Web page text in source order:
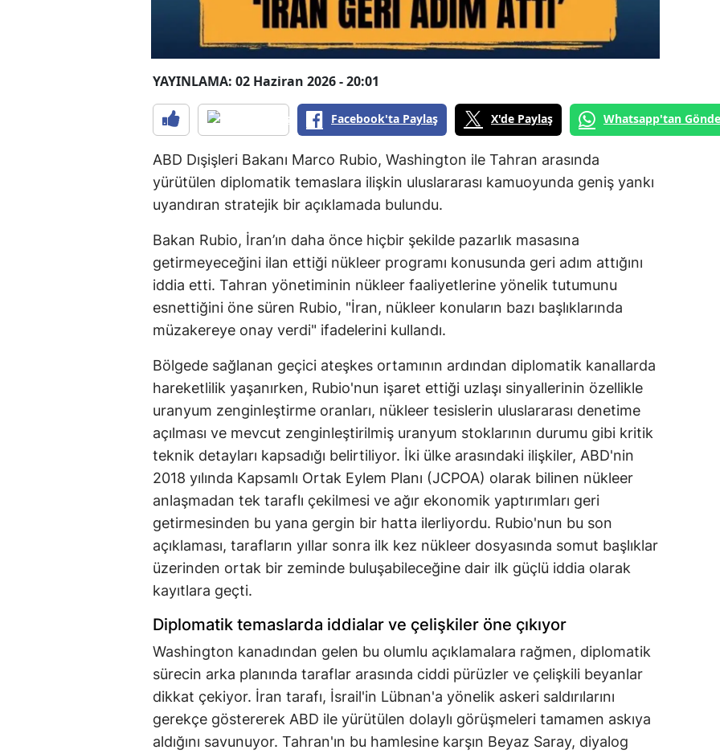
YAYINLAMA: 02 Haziran 2026 - 20:01
Facebook'ta Paylaş X'de Paylaş Whatsapp'tan
ABD Dışişleri Bakanı Marco Rubio, Washington ile Tahran arasında
yürütülen diplomatik temaslara ilişkin uluslararası kamuoyunda geniş yankı
uyandıran stratejik bir açıklamada bulundu.
Bakan Rubio, İran’ın daha önce hiçbir şekilde pazarlık masasına
getirmeyeceğini ilan ettiği nükleer programı konusunda geri adım attığını
iddia etti. Tahran yönetiminin nükleer faaliyetlerine yönelik tutumunu
esnettiğini öne süren Rubio, "İran, nükleer konuların bazı başlıklarında
müzakereye onay verdi" ifadelerini kullandı.
Bölgede sağlanan geçici ateşkes ortamının ardından diplomatik kanallarda
hareketlilik yaşanırken, Rubio'nun işaret ettiği uzlaşı sinyallerinin özellikle
uranyum zenginleştirme oranları, nükleer tesislerin uluslararası denetime
açılması ve mevcut zenginleştirilmiş uranyum stoklarının durumu gibi kritik
teknik detayları kapsadığı belirtiliyor. İki ülke arasındaki ilişkiler, ABD'nin
2018 yılında Kapsamlı Ortak Eylem Planı (JCPOA) olarak bilinen nükleer
anlaşmadan tek taraflı çekilmesi ve ağır ekonomik yaptırımları geri
getirmesinden bu yana gergin bir hatta ilerliyordu. Rubio'nun bu son
açıklaması, tarafların yıllar sonra ilk kez nükleer dosyasında somut başlıklar
üzerinden ortak bir zeminde buluşabileceğine dair ilk güçlü iddia olarak
kayıtlara geçti.
Diplomatik temaslarda iddialar ve çelişkiler öne çıkıyor
Washington kanadından gelen bu olumlu açıklamalara rağmen, diplomatik
sürecin arka planında taraflar arasında ciddi pürüzler ve çelişkili beyanlar
dikkat çekiyor. İran tarafı, İsrail'in Lübnan'a yönelik askeri saldırılarını
gerekçe göstererek ABD ile yürütülen dolaylı görüşmeleri tamamen askıya
aldığını savunuyor. Tahran'ın bu hamlesine karşın Beyaz Saray, diyalog